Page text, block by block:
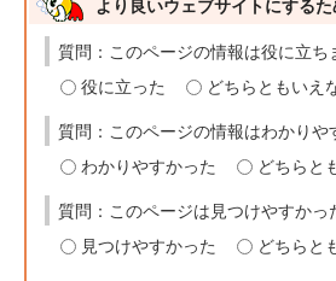
より良いウェブサイトにする
質問：このページの情報は役に立ち
役に立った
どちらともいえ
質問：このページの情報はわかりや
わかりやすかった
どちらと
質問：このページは見つけやすかっ
見つけやすかった
どちらと